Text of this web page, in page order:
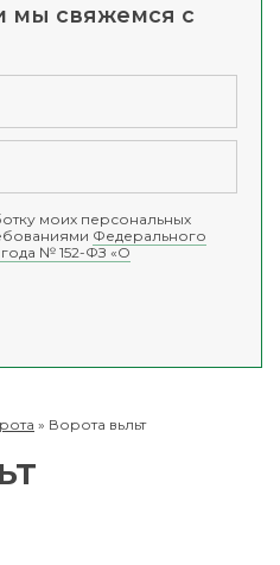
мы свяжемся с
моих персональных
Федерального
№ 152-ФЗ «О
» Ворота вьльт